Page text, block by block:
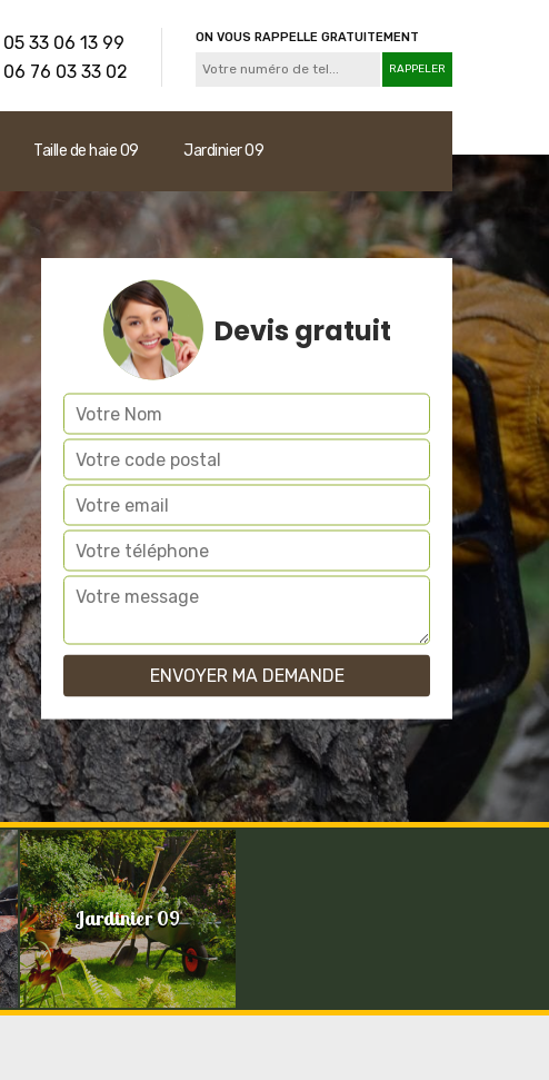
05 33 06 13 99
06 76 03 33 02
ON VOUS RAPPELLE GRATUITEMENT
Taille de haie 09 Jardinier 09
Devis gratuit
Jardinier 09